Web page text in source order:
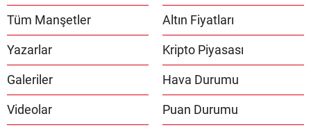
Tüm Manşetler
Yazarlar
Galeriler
Videolar
Altın Fiyatları
Kripto Piyasası
Hava Durumu
Puan Durumu